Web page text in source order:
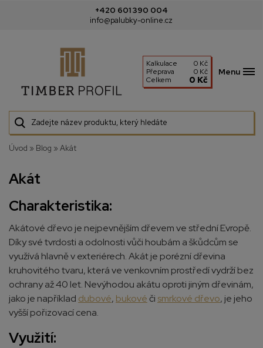
+420 601 390 004
info@palubky-online.cz
Kalkulace
0 Kč
Přeprava
0 Kč
Celkem
0 Kč
Menu
Úvod » Blog » Akát
Akát
Charakteristika:
Akátové dřevo je nejpevnějším dřevem ve střední Evropě.
Díky své tvrdosti a odolnosti vůči houbám a škůdcům se
využívá hlavně v exteriérech. Akát je porézní dřevina
kruhovitého tvaru, která ve venkovním prostředí vydrží bez
ochrany až 40 let. Nevýhodou akátu oproti jiným dřevinám,
jako je například dubové, bukovéči smrkové dřevo, je jeho
vyšší pořizovací cena.
Využití: